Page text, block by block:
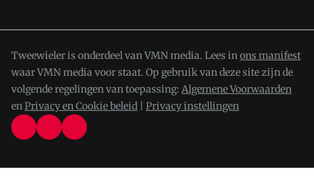
Tweewieler is onderdeel van VMN media. Lees inons manifest
waar VMN media voor staat. Op gebruik van deze site zijn de
volgende regelingen van toepassing: Algemene Voorwaarden
enPrivacy en Cookie beleid Privacy instellingen